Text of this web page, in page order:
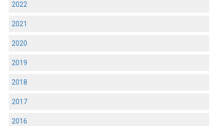
2022
2021
2020
2019
2018
2017
2016